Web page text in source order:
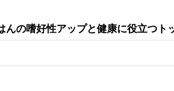
んの嗜好性アップと健康に役立つト